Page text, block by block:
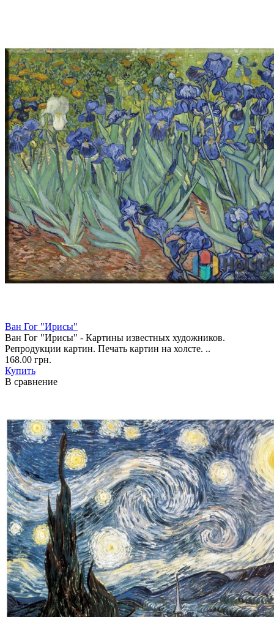
Ван Гог "Ирисы"
Ван Гог "Ирисы" - Картины известных художников.
Репродукции картин. Печать картин на холсте. ..
168.00 грн.
Купить
В сравнение